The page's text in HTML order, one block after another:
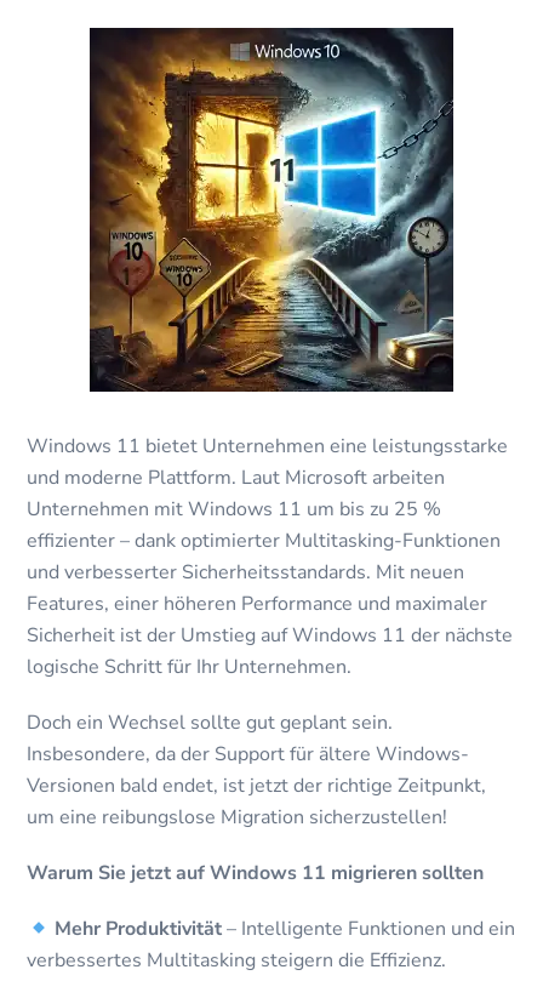
Windows 11 bietet Unternehmen eine leistungsstarke
und moderne Plattform. Laut Microsoft arbeiten
Unternehmen mit Windows 11 um bis zu 25 %
effizienter – dank optimierter Multitasking-Funktionen
und verbesserter Sicherheitsstandards. Mit neuen
Features, einer höheren Performance und maximaler
Sicherheit ist der Umstieg auf Windows 11 der nächste
logische Schritt für Ihr Unternehmen.
Doch ein Wechsel sollte gut geplant sein.
Insbesondere, da der Support für ältere Windows-
Versionen bald endet, ist jetzt der richtige Zeitpunkt,
um eine reibungslose Migration sicherzustellen!
Warum Sie jetzt auf Windows 11 migrieren sollten
Mehr Produktivität– Intelligente Funktionen und ein
verbessertes Multitasking steigern die Effizienz.